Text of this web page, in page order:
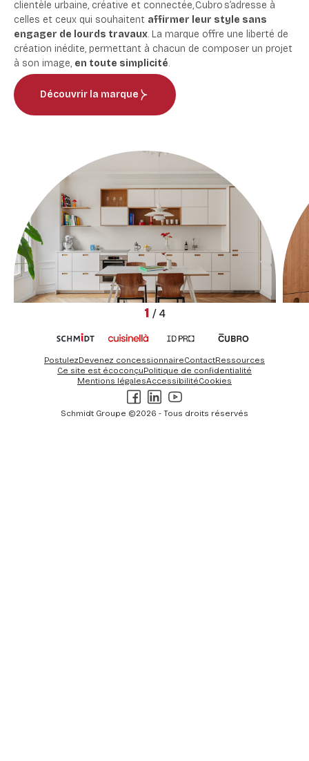
clientèle urbaine, créative et connectée, Cubro s’adresse à
celles et ceux qui souhaitent affirmer leur style sans
engager de lourds travaux. La marque offre une liberté de
création inédite, permettant à chacun de composer un projet
à son image, en toute simplicité.
Découvrir la marque
1 / 4
Schmidt Groupe ©2026 - Tous droits réservés
PostulezDevenez concessionnaireContactRessources
Ce site est écoconçuPolitique de confidentialité
Mentions légalesAccessibilitéCookies
Facebook
LinkedIn
Youtube